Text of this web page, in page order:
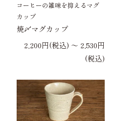
コーヒーの雑味を抑えるマグ
カップ
焼〆マグカップ
2,200円(税込) 〜 2,530円
(税込)